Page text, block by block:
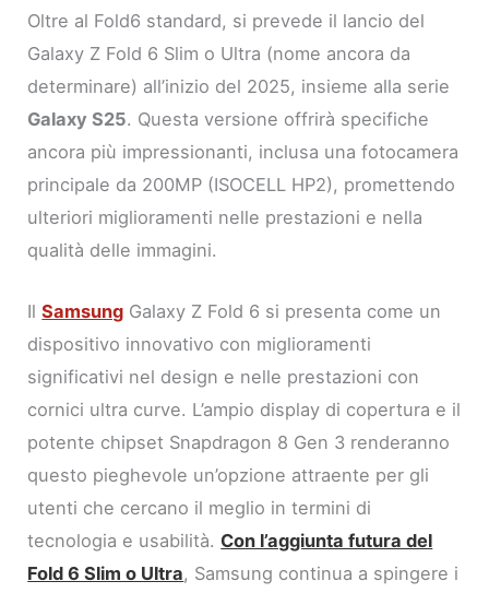
Oltre al Fold6 standard, si prevede il lancio del
Galaxy Z Fold 6 Slim o Ultra (nome ancora da
determinare) all’inizio del 2025, insieme alla serie
Galaxy S25. Questa versione offrirà specifiche
ancora più impressionanti, inclusa una fotocamera
principale da 200MP (ISOCELL HP2), promettendo
ulteriori miglioramenti nelle prestazioni e nella
qualità delle immagini.
IlSamsung Galaxy Z Fold 6 si presenta come un
dispositivo innovativo con miglioramenti
significativi nel design e nelle prestazioni con
cornici ultra curve. L’ampio display di copertura e il
potente chipset Snapdragon 8 Gen 3 renderanno
questo pieghevole un’opzione attraente per gli
utenti che cercano il meglio in termini di
tecnologia e usabilità.Con l’aggiunta futura del
Fold 6 Slim o Ultra, Samsung continua a spingere i